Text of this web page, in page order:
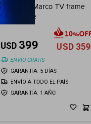
Samsung Marco TV frame
75¨ - White
USD 399 USD 359
ENVIO GRATIS
GARANTÍA: 1 AÑO
GARANTÍA: 5 DÍAS
ENVÍO A TODO EL PAÍS